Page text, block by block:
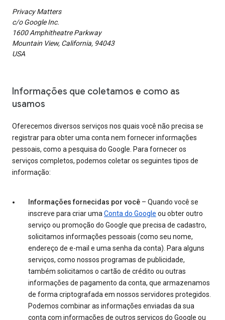
Privacy Matters
c/o Google Inc.
1600 Amphitheatre Parkway
Mountain View, California, 94043
USA
Informações que coletamos e como as
usamos
Oferecemos diversos serviços nos quais você não precisa se
registrar para obter uma conta nem fornecer informações
pessoais, como a pesquisa do Google. Para fornecer os
serviços completos, podemos coletar os seguintes tipos de
informação:
Informações fornecidas por você – Quando você se
inscreve para criar uma Conta do Google ou obter outro
serviço ou promoção do Google que precisa de cadastro,
solicitamos informações pessoais (como seu nome,
endereço de e-mail e uma senha da conta). Para alguns
serviços, como nossos programas de publicidade,
também solicitamos o cartão de crédito ou outras
informações de pagamento da conta, que armazenamos
de forma criptografada em nossos servidores protegidos.
Podemos combinar as informações enviadas da sua
conta com informações de outros serviços do Google ou